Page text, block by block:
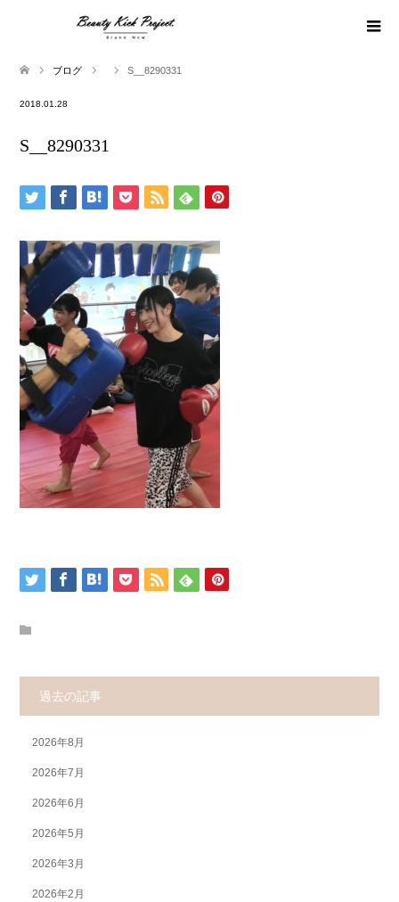
ブログ S__8290331
2018.01.28
S__8290331
過去の記事
2026年8月
2026年7月
2026年6月
2026年5月
2026年3月
2026年2月